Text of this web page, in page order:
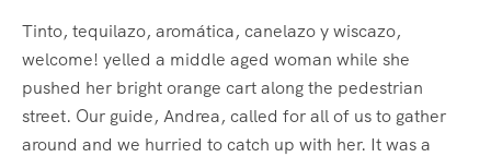
Tinto, tequilazo, aromática, canelazo y wiscazo,
welcome! yelled a middle aged woman while she
pushed her bright orange cart along the pedestrian
street. Our guide, Andrea, called for all of us to gather
around and we hurried to catch up with her. It was a